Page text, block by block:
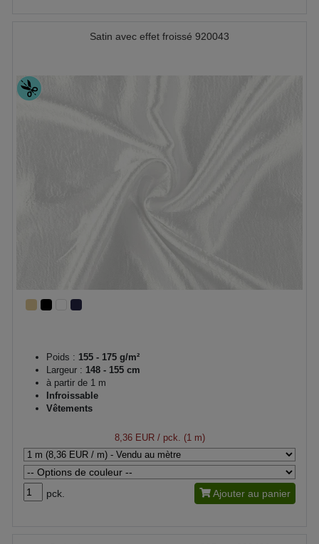
Satin avec effet froissé 920043
Poids : 155 - 175 g/m²
Largeur : 148 - 155 cm
à partir de 1 m
Infroissable
Vêtements
8,36 EUR/ pck. (1 m)
pck. Ajouter au panier